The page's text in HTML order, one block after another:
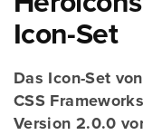
Icon-Set
Das Icon-Set
CSS
Version 2.0.0